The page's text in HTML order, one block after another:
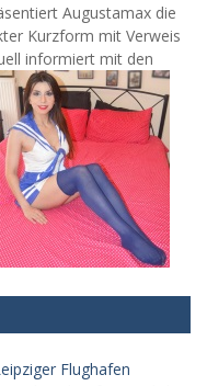
Augustamax die
Kurzform mit Verweis
informiert mit den
Flughafen